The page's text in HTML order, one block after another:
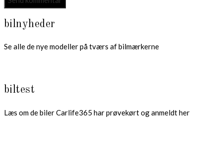
bilnyheder
Se alle de nye modeller på tværs af bilmærkerne
biltest
Læs om de biler Carlife365 har prøvekørt og anmeldt her